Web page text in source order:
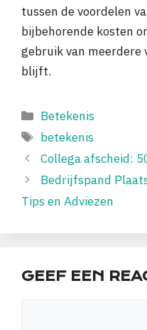
tussen de voordelen
bijbehorende kosten
gebruik van meerdere
blijft.
Categorieën
Betekenis
Tags
betekenis
Collega afscheid:
Bedrijfspand
Tips en Adviezen
GEEF EEN